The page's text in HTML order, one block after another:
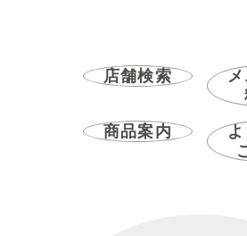
店舗検索
商品案内